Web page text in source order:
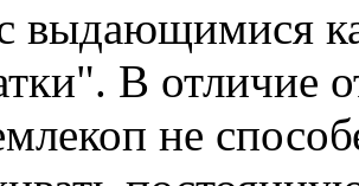
выдающимися
В отличие
не